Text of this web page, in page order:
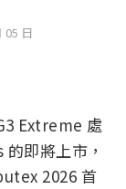
05 日
Extreme 處
即將上市，
2026 首